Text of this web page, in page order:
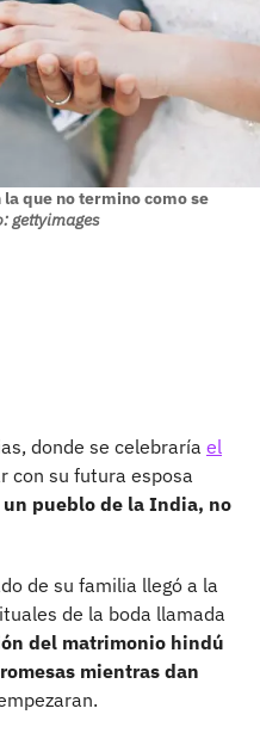
que no termino como se
gettyimages
donde se celebraría el
con su futura esposa
un pueblo de la India, no
de su familia llegó a la
de la boda llamada
del matrimonio hindú
mientras dan